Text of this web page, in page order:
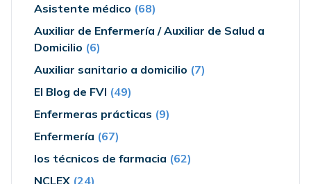
Asistente médico (68)
Auxiliar de Enfermería / Auxiliar de Salud a
Domicilio (6)
Auxiliar sanitario a domicilio (7)
El Blog de FVI (49)
Enfermeras prácticas (9)
Enfermería (67)
los técnicos de farmacia (62)
NCLEX (24)